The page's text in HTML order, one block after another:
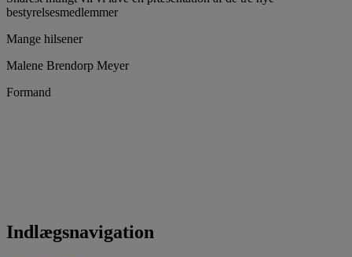
bestyrelsesmedlemmer
Mange hilsener
Malene Brendorp Meyer
Formand
Indlægsnavigation